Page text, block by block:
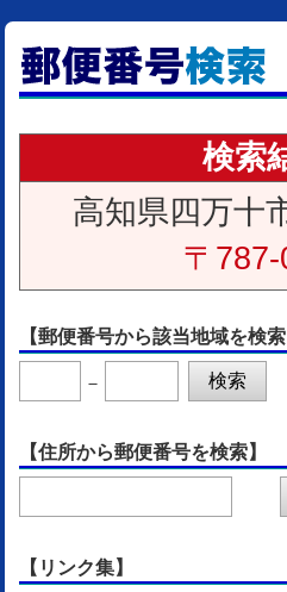
検索
高知県四万十
〒
【郵便番号から該当地域を検索
－
【住所から郵便番号を検索】
【リンク集】